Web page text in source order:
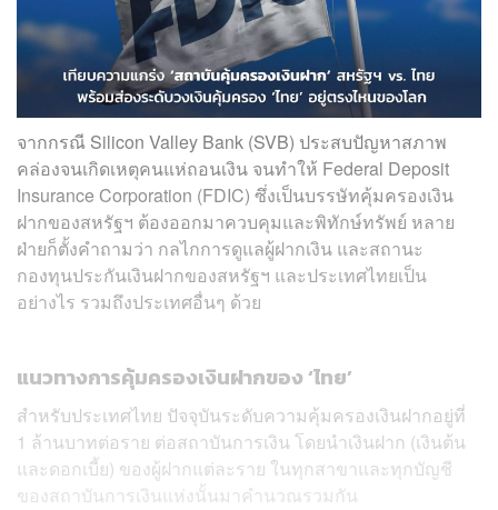
จากกรณี Silicon Valley Bank (SVB) ประสบปัญหาสภาพ
คล่องจนเกิดเหตุคนแห่ถอนเงิน จนทำให้ Federal Deposit
Insurance Corporation (FDIC) ซึ่งเป็นบรรษัทคุ้มครองเงิน
ฝากของสหรัฐฯ ต้องออกมาควบคุมและพิทักษ์ทรัพย์ หลาย
ฝ่ายก็ตั้งคำถามว่า กลไกการดูแลผู้ฝากเงิน และสถานะ
กองทุนประกันเงินฝากของสหรัฐฯ และประเทศไทยเป็น
อย่างไร รวมถึงประเทศอื่นๆ ด้วย
แนวทางการคุ้มครองเงินฝากของ ‘ไทย’
สำหรับประเทศไทย ปัจจุบันระดับความคุ้มครองเงินฝากอยู่ที่
1 ล้านบาทต่อราย ต่อสถาบันการเงิน โดยนำเงินฝาก (เงินต้น
และดอกเบี้ย) ของผู้ฝากแต่ละราย ในทุกสาขาและทุกบัญชี
ของสถาบันการเงินแห่งนั้นมาคำนวณรวมกัน